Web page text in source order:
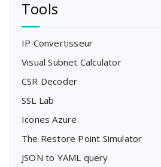
Tools
IP Convertisseur
Visual Subnet Calculator
CSR Decoder
SSL Lab
Icones Azure
The Restore Point Simulator
JSON to YAML query